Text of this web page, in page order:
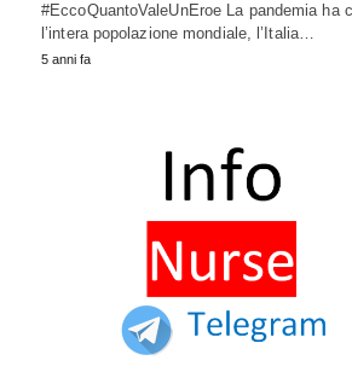
#EccoQuantoValeUnEroe La pandemia ha
l’intera popolazione mondiale, l’Italia…
5 anni fa